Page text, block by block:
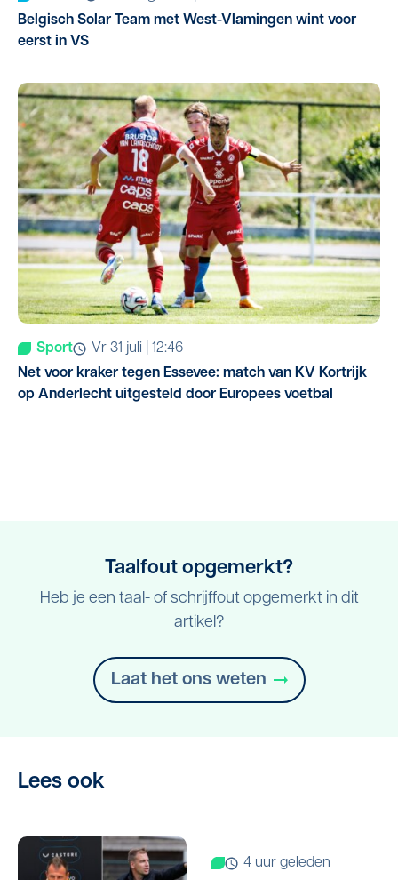
Belgisch Solar Team met West-Vlamingen wint voor
eerst in VS
Sport
vr 31 juli | 12:46
Net voor kraker tegen Essevee: match van KV Kortrijk
op Anderlecht uitgesteld door Europees voetbal
Taalfout opgemerkt?
Heb je een taal- of schrijffout opgemerkt in dit
artikel?
Laat het ons weten
Lees ook
4 uur geleden